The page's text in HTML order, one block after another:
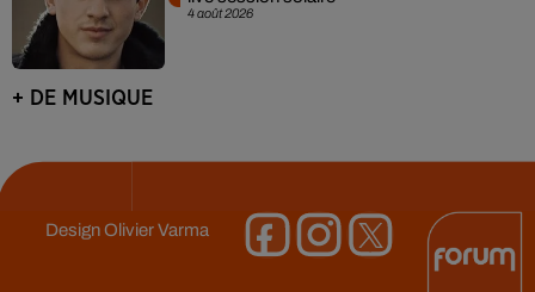
4 août 2026
+ DE MUSIQUE
DesignOlivier Varma